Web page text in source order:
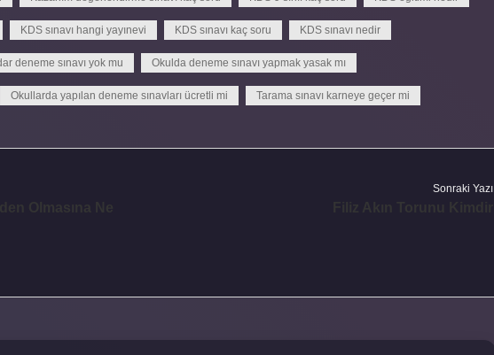
KDS sınavı hangi yayınevi KDS sınavı kaç soru KDS sınavı nedir
deneme sınavı yok mu Okulda deneme sınavı yapmak yasak mı
Okullarda yapılan deneme sınavları ücretli mi Tarama sınavı karneye geçer mi
Sonraki Yazı